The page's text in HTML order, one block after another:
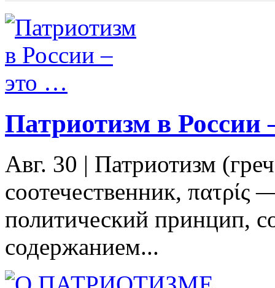
Патриотизм в России
Авг. 30 | Патриотизм
соотечественник, πατρίς
политический принцип,
содержанием...